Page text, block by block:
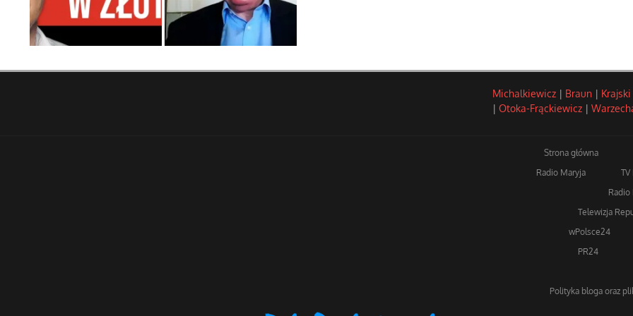
Michalkiewicz | Braun | Krajski
| Otoka-Frąckiewicz |
Strona główna
Radio Maryja
Radio
Telewizja
wPolsce24
PR24
Polityka bloga oraz